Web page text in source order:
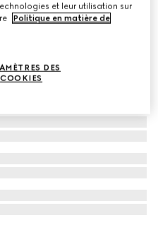
et leur utilisation sur
Politique en matière de
DES
COOKIES